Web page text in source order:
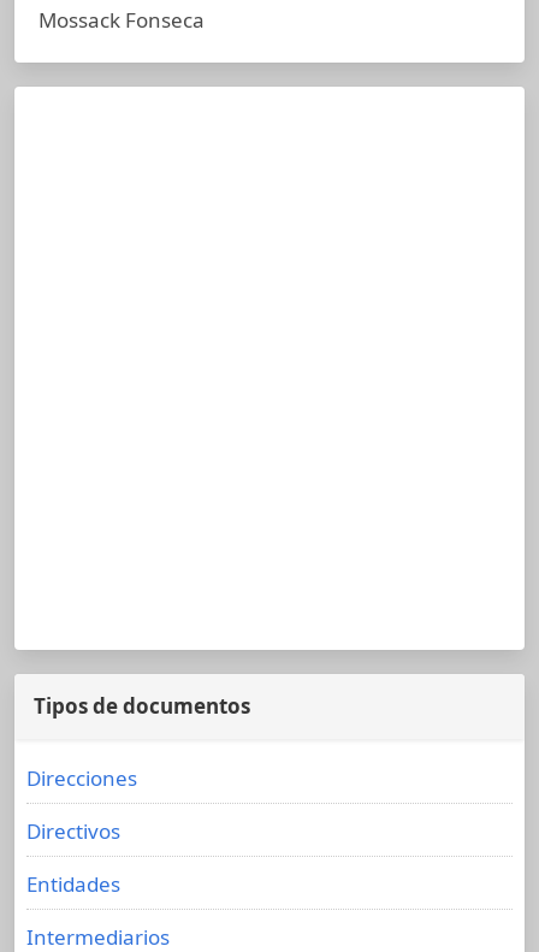
Mossack Fonseca
Tipos de documentos
Direcciones
Directivos
Entidades
Intermediarios